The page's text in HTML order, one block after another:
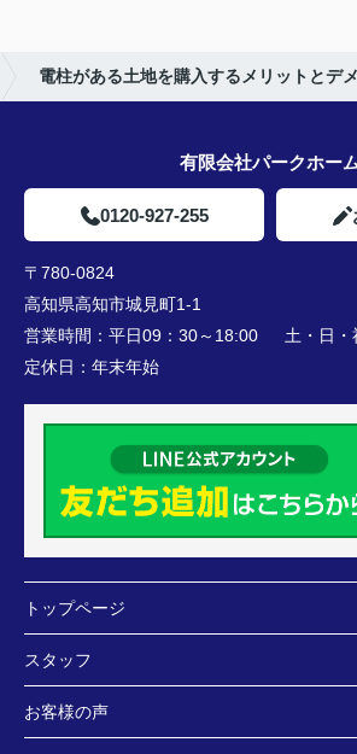
電柱がある土地を購入するメリットとデ
有限会社パークホー
0120-927-255
〒780-0824
高知県高知市城見町1-1
営業時間： 平日09：30～18:00 土・日・
定休日： 年末年始
トップページ
スタッフ
お客様の声